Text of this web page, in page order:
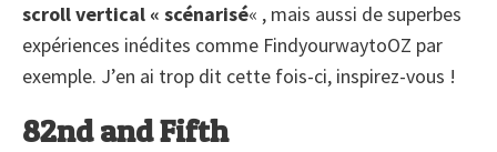
scroll vertical « scénarisé« , mais aussi de superbes
expériences inédites comme FindyourwaytoOZ par
exemple. J’en ai trop dit cette fois-ci, inspirez-vous !
82nd and Fifth